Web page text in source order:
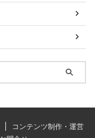
コンテンツ制作・運営